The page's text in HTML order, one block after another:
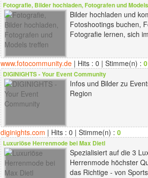
Fotografie, Bilder hochladen, Fotografen und
Bilder hochladen und
Fotoshootings buchen,
Fotografie lernen, sich
www.fotocommunity.de| Hits : 0 | Stimme(n) : 0
DIGINIGHTS - Your Event Community
Infos und Bilder zu
Region
diginights.com | Hits : 0 | Stimme(n) : 0
Luxuriöse Herrenmode bei Max Dietl
Spezialisiert auf die 3
Herrenmode höchster
das Richtige - von